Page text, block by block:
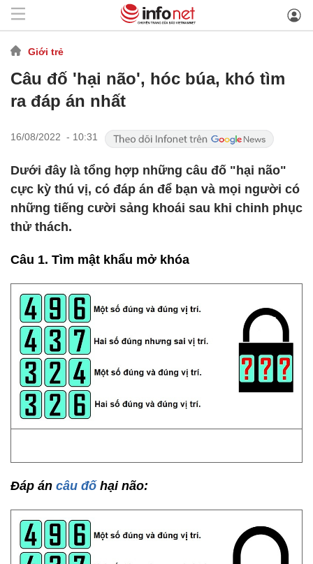
Giới trẻ
Câu đố 'hại não', hóc búa, khó tìm
ra đáp án nhất
16/08/2022 - 10:31
Dưới đây là tổng hợp những câu đố "hại não"
cực kỳ thú vị, có đáp án để bạn và mọi người có
những tiếng cười sảng khoái sau khi chinh phục
thử thách.
Câu 1. Tìm mật khẩu mở khóa
Đáp án câu đố hại não: